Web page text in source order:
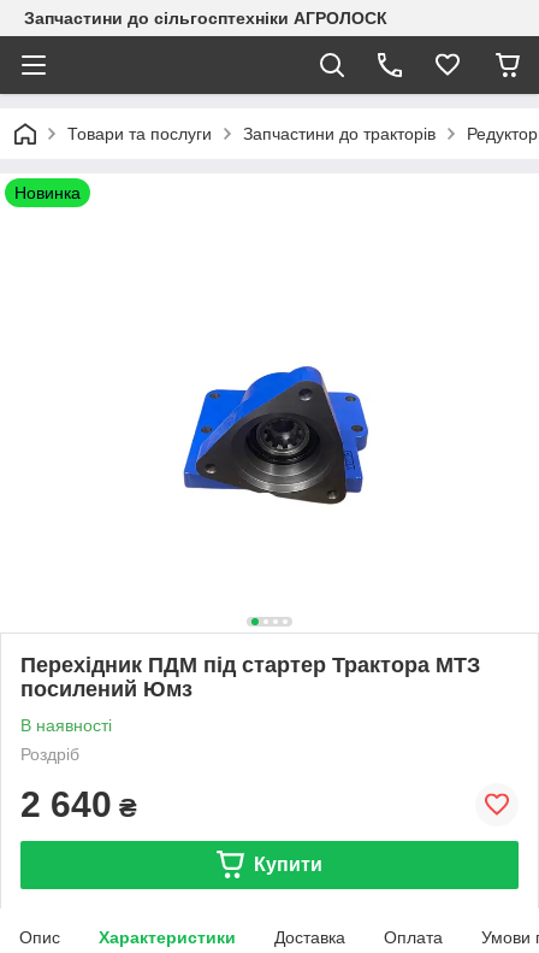
Запчастини до сільгосптехніки АГРОЛОСК
Товари та послуги Запчастини до тракторів
Новинка
Перехідник ПДМ під стартер Трактора МТЗ
посилений Юмз
В наявності
Роздріб
2 640 ₴
Купити
Опис Характеристики Доставка Оплата Умови